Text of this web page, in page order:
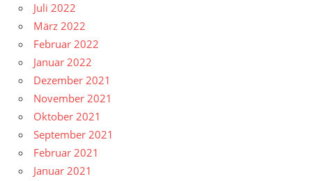
Juli 2022
März 2022
Februar 2022
Januar 2022
Dezember 2021
November 2021
Oktober 2021
September 2021
Februar 2021
Januar 2021